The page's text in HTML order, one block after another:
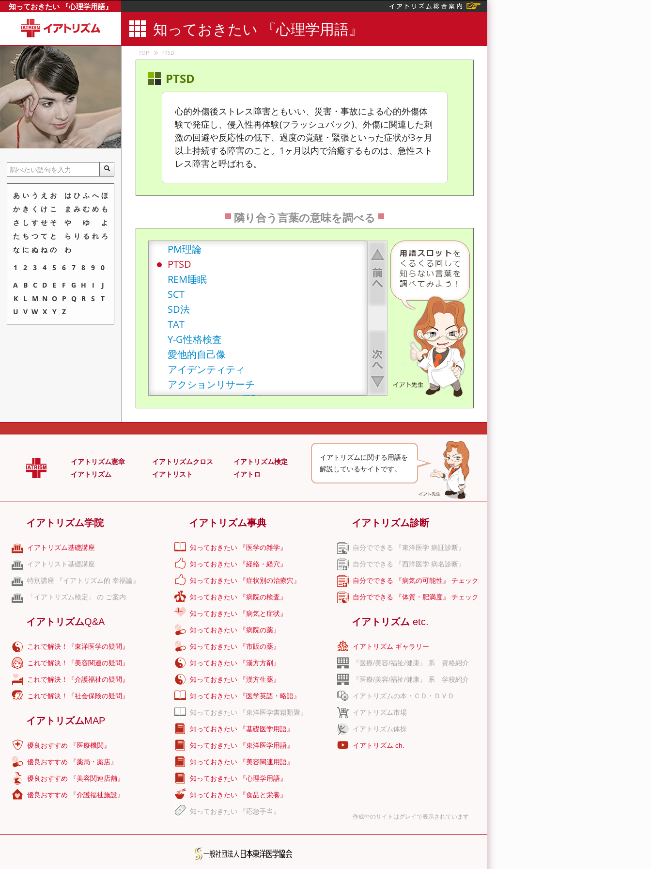
知っておきたい 『心理学用語』
知っておきたい 『心理学用語』
TOP PTSD
PTSD
心的外傷後ストレス障害ともいい、災害・事故による心的外傷体
験で発症し、侵入性再体験(フラッシュバック)、外傷に関連した刺
激の回避や反応性の低下、過度の覚醒・緊張といった症状が3ヶ月
以上持続する障害のこと。1ヶ月以内で治癒するものは、急性スト
レス障害と呼ばれる。
隣り合う言葉の意味を調べる
BDD
EBM
EMDR
EPPS性格検査
EQ
PM理論
PTSD
REM睡眠
SCT
SD法
TAT
Y-G性格検査
愛他的自己像
アイデンティティ
アクションリサーチ
アクスラインの8原則
アタッチメント
アダルトチルドレン
アニマ
アニミズム
アフォーダンス知覚
アブダクジョン
あ い う え お
か き く け こ
さ し す せ そ
た ち つ て と
な に ぬ ね の
は ひ ふ へ ほ
ま み む め も
や
ゆ
よ
ら り る れ ろ
わ
1
2 3 4 5 6 7 8 9
0
A
B C D E F G H I
J
K
L M N O P Q R S
T
U V W X Y Z
イアトリズム憲章
イアトリズム
イアトリズムクロス
イアトリスト
イアトリズム検定
イアトロ
イアトリズムに関する用語を
解説しているサイトです。
イアトリズム学院
イアトリズム基礎講座
イアトリスト基礎講座
特別講座 『イアトリズム的 幸福論』
「イアトリズム検定」 の ご案内
イアトリズムQ&A
これで解決！『東洋医学の疑問』
これで解決！『美容関連の疑問』
これで解決！『介護福祉の疑問』
これで解決！『社会保険の疑問』
イアトリズムMAP
優良おすすめ 『医療機関』
優良おすすめ 『薬局・薬店』
優良おすすめ 『美容関連店舗』
優良おすすめ 『介護福祉施設』
イアトリズム事典
知っておきたい 『医学の雑学』
知っておきたい 『経絡・経穴』
知っておきたい 『症状別の治療穴』
知っておきたい 『病院の検査』
知っておきたい 『病気と症状』
知っておきたい 『病院の薬』
知っておきたい 『市販の薬』
知っておきたい 『漢方方剤』
知っておきたい 『漢方生薬』
知っておきたい 『医学英語・略語』
知っておきたい 『東洋医学書籍類聚』
知っておきたい 『基礎医学用語』
知っておきたい 『東洋医学用語』
知っておきたい 『美容関連用語』
知っておきたい 『心理学用語』
知っておきたい 『食品と栄養』
知っておきたい 『応急手当』
イアトリズム診断
自分でできる 『東洋医学 病証診断』
自分でできる 『西洋医学 病名診断』
自分でできる 『病気の可能性』 チェック
自分でできる 『体質・肥満度』 チェック
イアトリズム etc.
イアトリズム ギャラリー
『医療/美容/福祉/健康』 系 資格紹介
『医療/美容/福祉/健康』 系 学校紹介
イアトリズムの本・ＣＤ・ＤＶＤ
イアトリズム市場
イアトリズム体操
イアトリズム ch.
作成中のサイトはグレイで表示されています